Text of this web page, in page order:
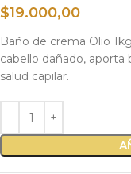
$19.000,00
Baño de crema Olio
cabello dañado, aporta
salud capilar.